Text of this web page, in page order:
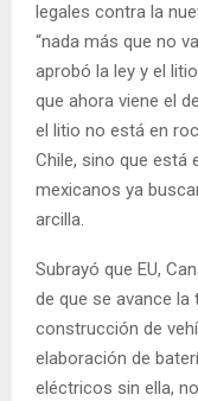
legales contra la
“nada más que no
aprobó la ley y el
que ahora viene el
el litio no está en
Chile, sino que está
mexicanos ya
arcilla.
Subrayó que EU,
de que se avance
construcción de
elaboración de
eléctricos sin ella,